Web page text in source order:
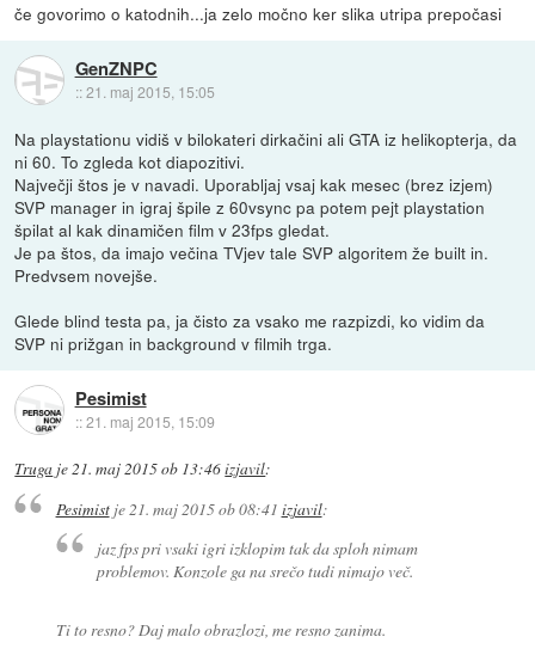
če govorimo o katodnih...ja zelo močno ker slika utripa prepočasi
GenZNPC
::21. maj 2015, 15:05
Na playstationu vidiš v bilokateri dirkačini ali GTA iz helikopterja, da
ni 60. To zgleda kot diapozitivi.
Največji štos je v navadi. Uporabljaj vsaj kak mesec (brez izjem)
SVP manager in igraj špile z 60vsync pa potem pejt playstation
špilat al kak dinamičen film v 23fps gledat.
Je pa štos, da imajo večina TVjev tale SVP algoritem že built in.
Predvsem novejše.
Glede blind testa pa, ja čisto za vsako me razpizdi, ko vidim da
SVP ni prižgan in background v filmih trga.
Pesimist
::21. maj 2015, 15:09
Truga je21. maj 2015 ob 13:46izjavil:
Pesimistje21. maj 2015 ob 08:41 izjavil:
jaz fps pri vsaki igri izklopim tak da sploh nimam
problemov. Konzole ga na srečo tudi nimajo več.
Ti to resno? Daj malo obrazlozi, me resno zanima.